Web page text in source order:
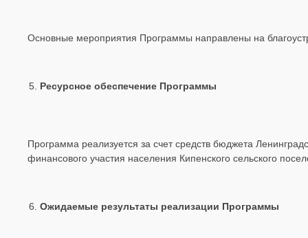
Основные мероприятия Программы направлены на
Ресурсное обеспечение Программы
Программа реализуется за счет средств бюджета
финансового участия населения Кипенского сельского
Ожидаемые результаты реализации Программы